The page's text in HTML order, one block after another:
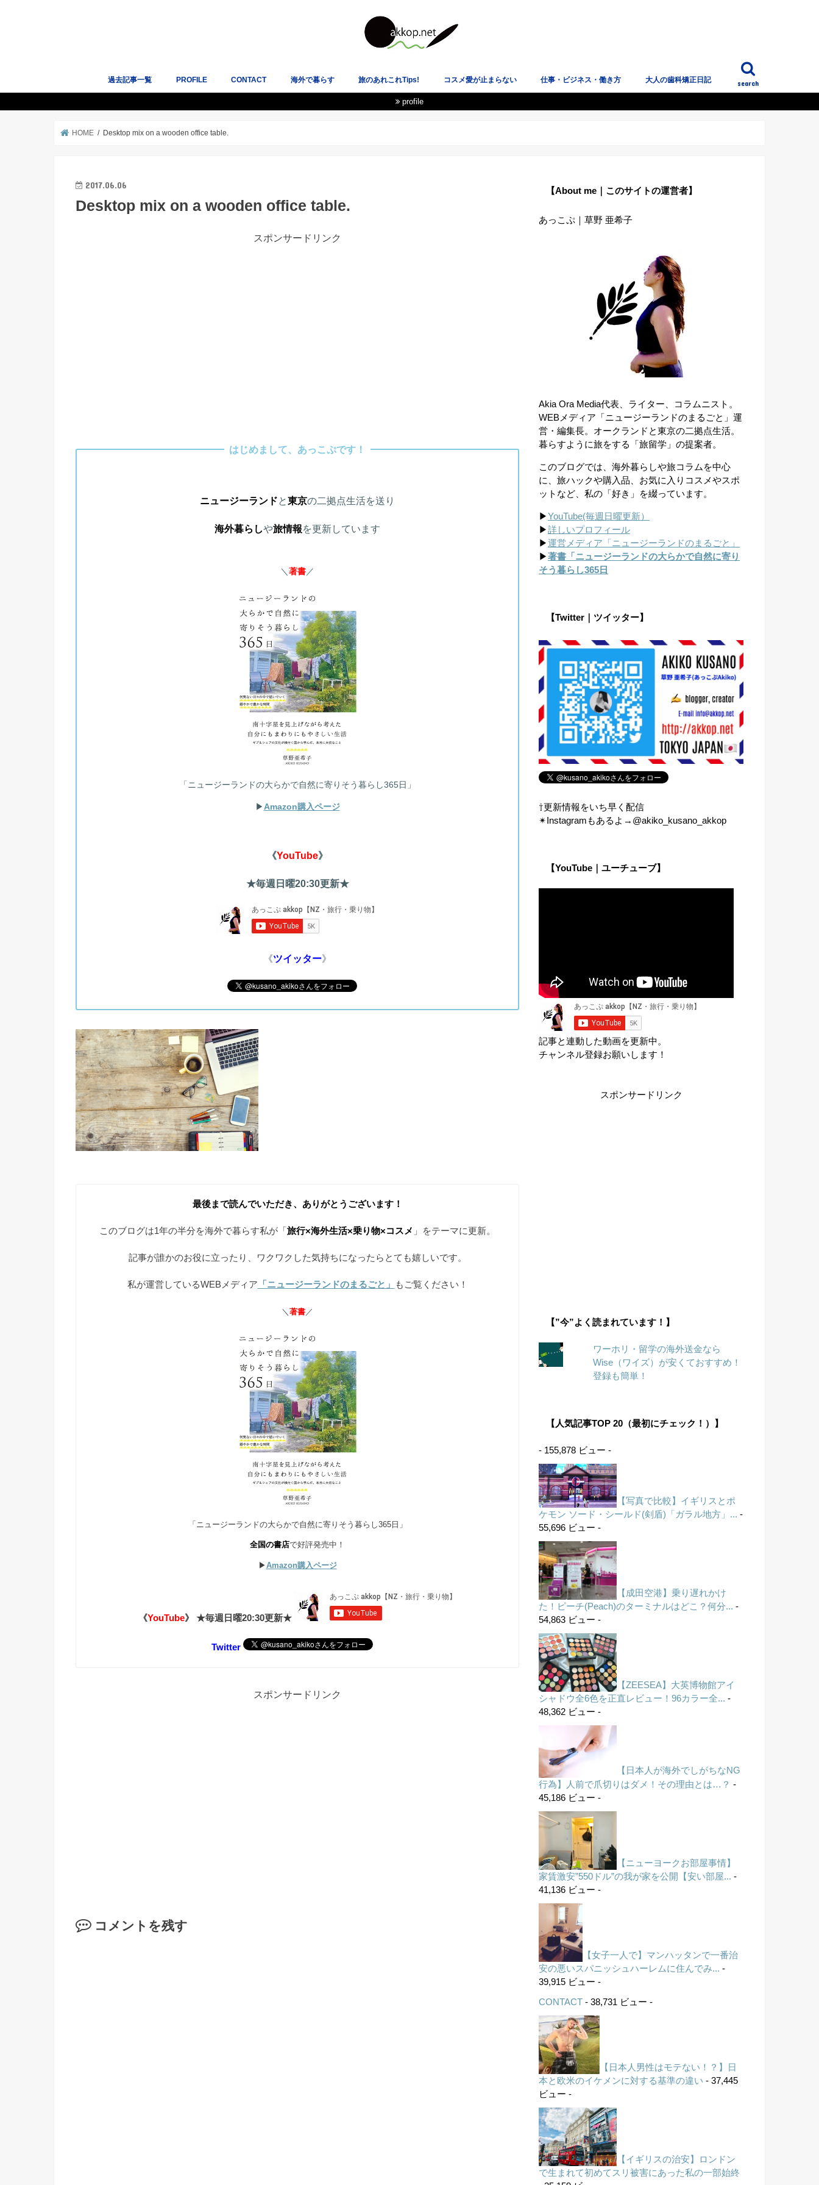
search
過去記事一覧 PROFILE CONTACT 海外で暮らす 旅のあれこれTips!
飛行機も空港も大好き！
電車オタクのLOVE乗り物！
国際恋愛・海外の恋愛観
コスメ愛が止まらない 仕事・ビジネス・働き方 大人の歯科矯正日記
profile
HOME Desktop mix on a wooden office table.
2017.06.06
Desktop mix on a wooden office table.
スポンサードリンク
はじめまして、あっこぷです！
ニュージーランドと東京の二拠点生活を送り
海外暮らしや旅情報を更新しています
＼ 著書／
「ニュージーランドの大らかで自然に寄りそう暮らし365日」
▶︎ Amazon購入ページ
《YouTube》
★毎週日曜20:30更新★
《ツイッター》
最後まで読んでいただき、ありがとうございます！
このブログは1年の半分を海外で暮らす私が「 旅行×海外生活×乗り物×コスメ 」をテーマに更新。
記事が誰かのお役に立ったり、ワクワクした気持ちになったらとても嬉しいです。
私が運営しているWEBメディア 「ニュージーランドのまるごと」 もご覧ください！
＼ 著書／
「ニュージーランドの大らかで自然に寄りそう暮らし365日」
全国の書店で好評発売中！
▶︎Amazon購入ページ
《YouTube》 ★毎週日曜20:30更新★
Twitter
スポンサードリンク
コメントを残す
【About me｜このサイトの運営者】
あっこぷ｜草野 亜希子
Akia Ora Media代表、ライター、コラムニスト。
WEBメディア「ニュージーランドのまるごと」運
営・編集長。オークランドと東京の二拠点生活。
暮らすように旅をする「旅留学」の提案者。
このブログでは、海外暮らしや旅コラムを中心
に、旅ハックや購入品、お気に入りコスメやスポ
ットなど、私の「好き」を綴っています。
▶︎YouTube(毎週日曜更新）
▶︎詳しいプロフィール
▶︎運営メディア「ニュージーランドのまるごと」
▶︎著書「ニュージーランドの大らかで自然に寄り
そう暮らし365日
【Twitter｜ツイッター】
⇧更新情報をいち早く配信
✴︎Instagramもあるよ→@akiko_kusano_akkop
【YouTube｜ユーチューブ】
記事と連動した動画を更新中。
チャンネル登録お願いします！
スポンサードリンク
【”今”よく読まれています！】
ワーホリ・留学の海外送金なら
Wise（ワイズ）が安くておすすめ！
登録も簡単！
【人気記事TOP 20（最初にチェック！）】
- 155,878 ビュー -
【写真で比較】イギリスとポ
ケモン ソード・シールド(剣盾)「ガラル地方」... -
55,696 ビュー -
【成田空港】乗り遅れかけ
た！ピーチ(Peach)のターミナルはどこ？何分... -
54,863 ビュー -
【ZEESEA】大英博物館アイ
シャドウ全6色を正直レビュー！96カラー全... -
48,362 ビュー -
【日本人が海外でしがちなNG
行為】人前で爪切りはダメ！その理由とは…？ -
45,186 ビュー -
【ニューヨークお部屋事情】
家賃激安”550ドル”の我が家を公開【安い部屋... -
41,136 ビュー -
【女子一人で】マンハッタンで一番治
安の悪いスパニッシュハーレムに住んでみ... -
39,915 ビュー -
CONTACT - 38,731 ビュー -
【日本人男性はモテない！？】日
本と欧米のイケメンに対する基準の違い - 37,445
ビュー -
【イギリスの治安】ロンドン
で生まれて初めてスリ被害にあった私の一部始終